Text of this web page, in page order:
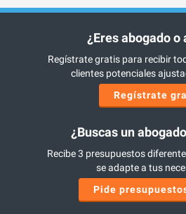
¿Eres abogado o
Regístrate gratis para recibir
clientes potenciales
Regístrate
¿Buscas un
Recibe 3 presupuestos
se adapte a tus
Pide